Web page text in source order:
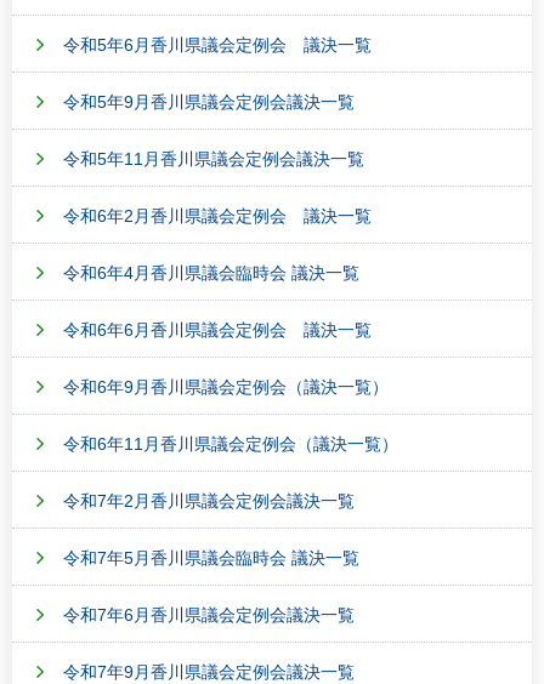
令和5年6月香川県議会定例会 議決一覧
令和5年9月香川県議会定例会議決一覧
令和5年11月香川県議会定例会議決一覧
令和6年2月香川県議会定例会 議決一覧
令和6年4月香川県議会臨時会 議決一覧
令和6年6月香川県議会定例会 議決一覧
令和6年9月香川県議会定例会（議決一覧）
令和6年11月香川県議会定例会（議決一覧）
令和7年2月香川県議会定例会議決一覧
令和7年5月香川県議会臨時会 議決一覧
令和7年6月香川県議会定例会議決一覧
令和7年9月香川県議会定例会議決一覧